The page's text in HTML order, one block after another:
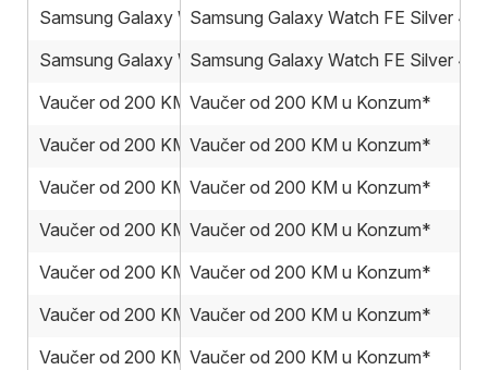
Samsung Galaxy Watch FE Silver
Samsung Galaxy Watch FE Silver
Vaučer od 200 KM u Konzum*
Vaučer od 200 KM u Konzum*
Vaučer od 200 KM u Konzum*
Vaučer od 200 KM u Konzum*
Vaučer od 200 KM u Konzum*
Vaučer od 200 KM u Konzum*
Vaučer od 200 KM u Konzum*
Samsung Galaxy Watch FE Silver 40mm
Samsung Galaxy Watch FE Silver 40mm
Vaučer od 200 KM u Konzum*
Vaučer od 200 KM u Konzum*
Vaučer od 200 KM u Konzum*
Vaučer od 200 KM u Konzum*
Vaučer od 200 KM u Konzum*
Vaučer od 200 KM u Konzum*
Vaučer od 200 KM u Konzum*